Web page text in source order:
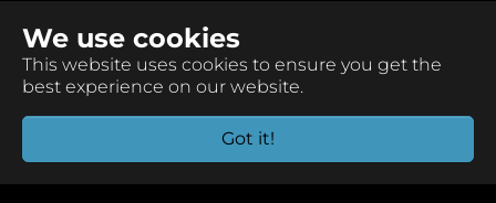
We use cookies
This website uses cookies to ensure you get the
best experience on our website.
Got it!
Germany
Terms & Conditions